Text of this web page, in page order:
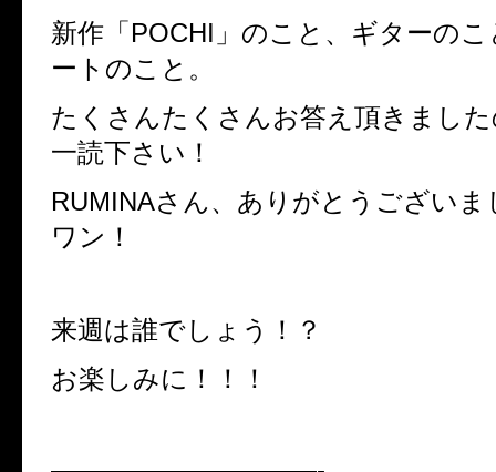
新作「POCHI」のこと、ギターの
ートのこと。
たくさんたくさんお答え頂きまし
一読下さい！
RUMINAさん、ありがとうございま
ワン！
来週は誰でしょう！？
お楽しみに！！！